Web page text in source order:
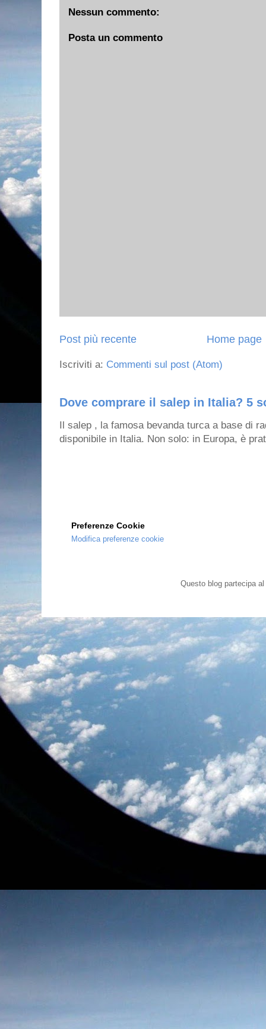
Nessun commento:
Posta un commento
Post più recente Home page
Iscriviti a: Commenti sul post (Atom)
Dove comprare il salep in Italia? 5
Il salep , la famosa bevanda turca a base di
disponibile in Italia. Non solo: in Europa, è
Preferenze Cookie
Modifica preferenze cookie
Questo blog partecipa